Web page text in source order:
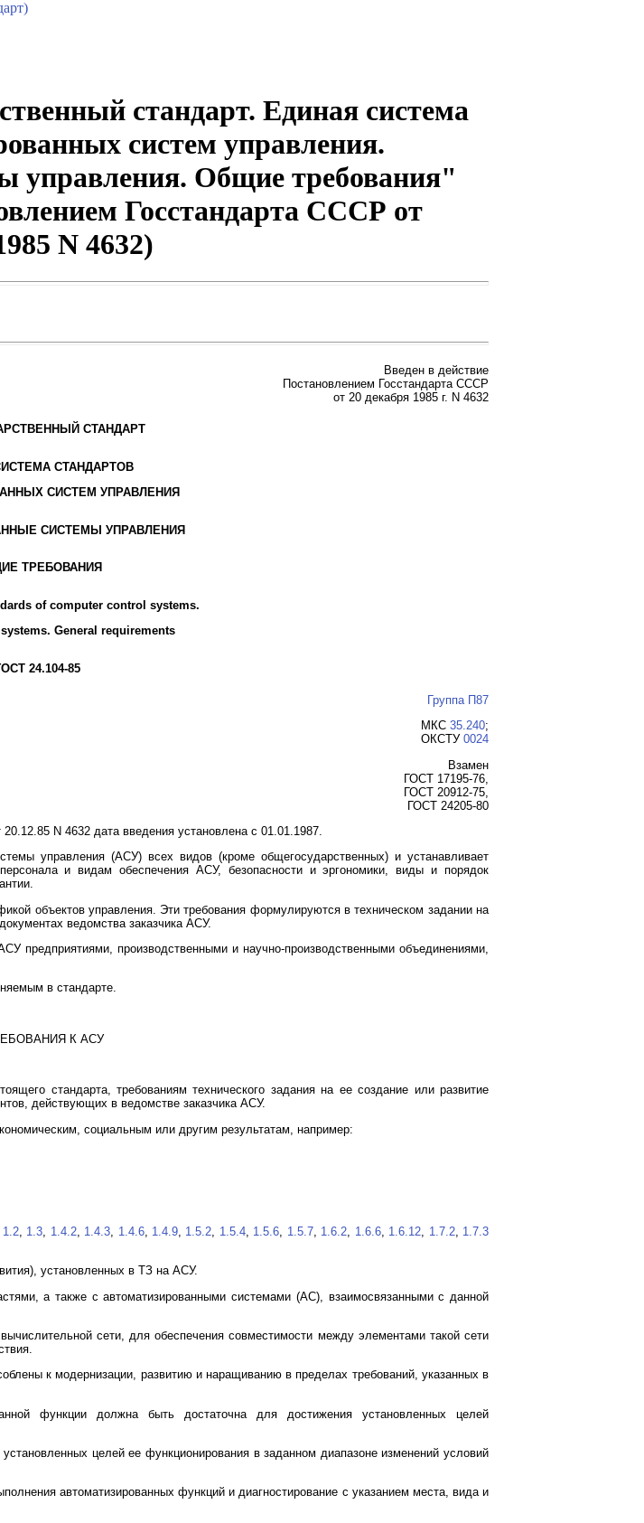
стандарт. Единая система
систем управления.
управления. Общие требования"
Госстандарта СССР от
N 4632)
Введен в действие
Постановлением Госстандарта СССР
от 20 декабря 1985 г. N 4632
СТАНДАРТ
СТАНДАРТОВ
СИСТЕМ УПРАВЛЕНИЯ
СИСТЕМЫ УПРАВЛЕНИЯ
ТРЕБОВАНИЯ
of computer control systems.
General requirements
24.104-85
Группа П87
МКС 35.240;
ОКСТУ 0024
Взамен
ГОСТ 17195-76,
ГОСТ 20912-75,
ГОСТ 24205-80
N 4632 дата введения установлена с 01.01.1987.
управления (АСУ) всех видов (кроме общегосударственных) и устанавливает
и видам обеспечения АСУ, безопасности и эргономики, виды и порядок
объектов управления. Эти требования формулируются в техническом задании на
ведомства заказчика АСУ.
предприятиями, производственными и научно-производственными объединениями,
в стандарте.
К АСУ
стандарта, требованиям технического задания на ее создание или развитие
действующих в ведомстве заказчика АСУ.
социальным или другим результатам, например:
1.2, 1.3, 1.4.2, 1.4.3, 1.4.6, 1.4.9, 1.5.2, 1.5.4, 1.5.6, 1.5.7, 1.6.2, 1.6.6, 1.6.12, 1.7.2, 1.7.3
установленных в ТЗ на АСУ.
а также с автоматизированными системами (АС), взаимосвязанными с данной
сети, для обеспечения совместимости между элементами такой сети
к модернизации, развитию и наращиванию в пределах требований, указанных в
функции должна быть достаточна для достижения установленных целей
целей ее функционирования в заданном диапазоне изменений условий
автоматизированных функций и диагностирование с указанием места, вида и